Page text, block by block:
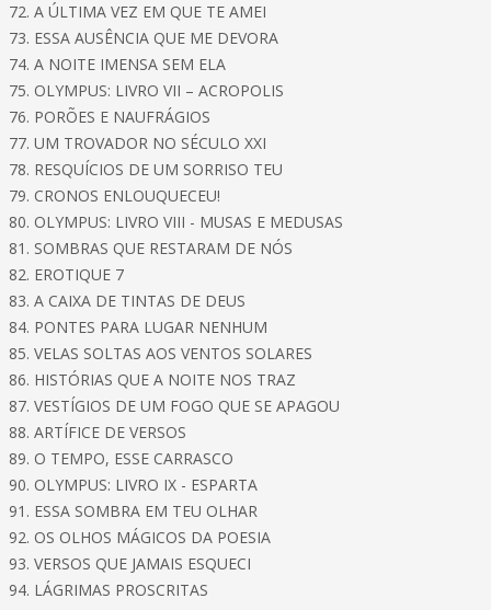
72. A ÚLTIMA VEZ EM QUE TE AMEI
73. ESSA AUSÊNCIA QUE ME DEVORA
74. A NOITE IMENSA SEM ELA
75. OLYMPUS: LIVRO VII – ACROPOLIS
76. PORÕES E NAUFRÁGIOS
77. UM TROVADOR NO SÉCULO XXI
78. RESQUÍCIOS DE UM SORRISO TEU
79. CRONOS ENLOUQUECEU!
80. OLYMPUS: LIVRO VIII - MUSAS E MEDUSAS
81. SOMBRAS QUE RESTARAM DE NÓS
82. EROTIQUE 7
83. A CAIXA DE TINTAS DE DEUS
84. PONTES PARA LUGAR NENHUM
85. VELAS SOLTAS AOS VENTOS SOLARES
86. HISTÓRIAS QUE A NOITE NOS TRAZ
87. VESTÍGIOS DE UM FOGO QUE SE APAGOU
88. ARTÍFICE DE VERSOS
89. O TEMPO, ESSE CARRASCO
90. OLYMPUS: LIVRO IX - ESPARTA
91. ESSA SOMBRA EM TEU OLHAR
92. OS OLHOS MÁGICOS DA POESIA
93. VERSOS QUE JAMAIS ESQUECI
94. LÁGRIMAS PROSCRITAS